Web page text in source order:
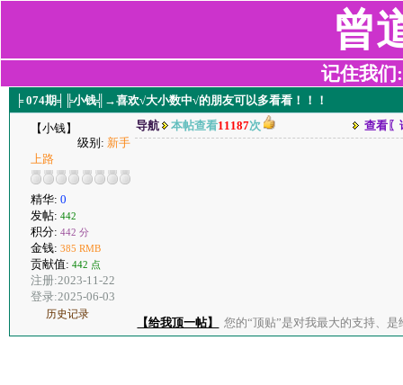
曾
记住我们
╞ 074期╡╠小钱╣→喜欢√大小数中√的朋友可以多看看！！！
【小钱】
级别: 新手
上路
精华: 0
发帖: 442
积分: 442 分
金钱: 385 RMB
贡献值: 442 点
注册:2023-11-22
登录:2025-06-03
历史记录
导航 本帖查看11187次 查看〖
【给我顶一帖】 您的“顶贴”是对我最大的支持、